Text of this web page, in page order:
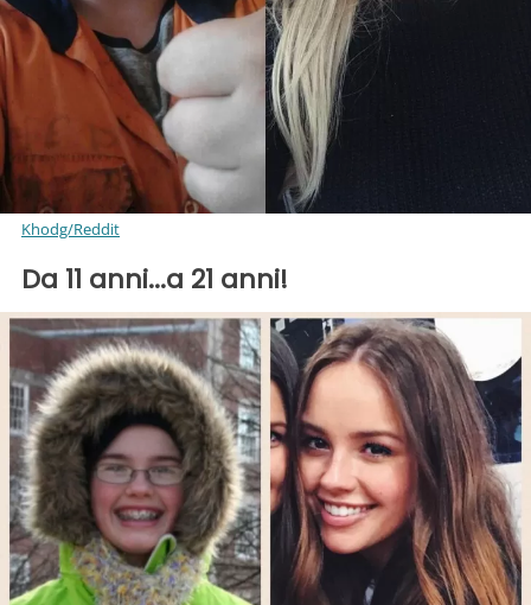
Khodg/Reddit
Da 11 anni...a 21 anni!